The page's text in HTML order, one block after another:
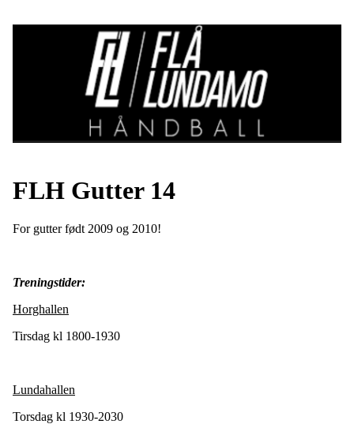
FLH Gutter 14
For gutter født 2009 og 2010!
Treningstider:
Horghallen
Tirsdag kl 1800-1930
Lundahallen
Torsdag kl 1930-2030